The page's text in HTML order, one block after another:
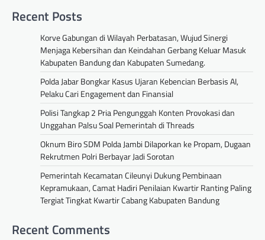
Recent Posts
Korve Gabungan di Wilayah Perbatasan, Wujud Sinergi
Menjaga Kebersihan dan Keindahan Gerbang Keluar Masuk
Kabupaten Bandung dan Kabupaten Sumedang.
Polda Jabar Bongkar Kasus Ujaran Kebencian Berbasis AI,
Pelaku Cari Engagement dan Finansial
Polisi Tangkap 2 Pria Pengunggah Konten Provokasi dan
Unggahan Palsu Soal Pemerintah di Threads
Oknum Biro SDM Polda Jambi Dilaporkan ke Propam, Dugaan
Rekrutmen Polri Berbayar Jadi Sorotan
Pemerintah Kecamatan Cileunyi Dukung Pembinaan
Kepramukaan, Camat Hadiri Penilaian Kwartir Ranting Paling
Tergiat Tingkat Kwartir Cabang Kabupaten Bandung
Recent Comments